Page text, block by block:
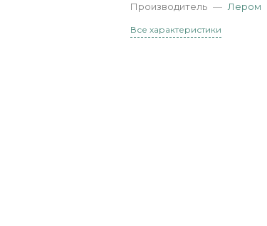
Производитель — Лером
Все характеристики